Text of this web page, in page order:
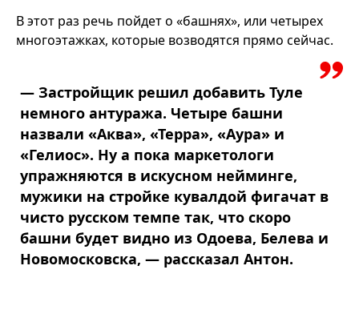
В этот раз речь пойдет о «башнях», или четырех
многоэтажках, которые возводятся прямо сейчас.
— Застройщик решил добавить Туле
немного антуража. Четыре башни
назвали «Аква», «Терра», «Аура» и
«Гелиос». Ну а пока маркетологи
упражняются в искусном нейминге,
мужики на стройке кувалдой фигачат в
чисто русском темпе так, что скоро
башни будет видно из Одоева, Белева и
Новомосковска, — рассказал Антон.